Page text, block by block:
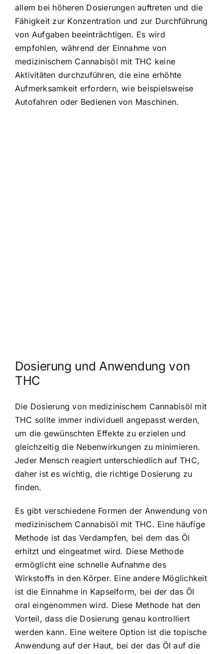
allem bei höheren Dosierungen auftreten und die
Fähigkeit zur Konzentration und zur Durchführung
von Aufgaben beeinträchtigen. Es wird
empfohlen, während der Einnahme von
medizinischem Cannabisöl mit THC keine
Aktivitäten durchzuführen, die eine erhöhte
Aufmerksamkeit erfordern, wie beispielsweise
Autofahren oder Bedienen von Maschinen.
Dosierung und Anwendung von
THC
Die Dosierung von medizinischem Cannabisöl mit
THC sollte immer individuell angepasst werden,
um die gewünschten Effekte zu erzielen und
gleichzeitig die Nebenwirkungen zu minimieren.
Jeder Mensch reagiert unterschiedlich auf THC,
daher ist es wichtig, die richtige Dosierung zu
finden.
Es gibt verschiedene Formen der Anwendung von
medizinischem Cannabisöl mit THC. Eine häufige
Methode ist das Verdampfen, bei dem das Öl
erhitzt und eingeatmet wird. Diese Methode
ermöglicht eine schnelle Aufnahme des
Wirkstoffs in den Körper. Eine andere Möglichkeit
ist die Einnahme in Kapselform, bei der das Öl
oral eingenommen wird. Diese Methode hat den
Vorteil, dass die Dosierung genau kontrolliert
werden kann. Eine weitere Option ist die topische
Anwendung auf der Haut, bei der das Öl auf die